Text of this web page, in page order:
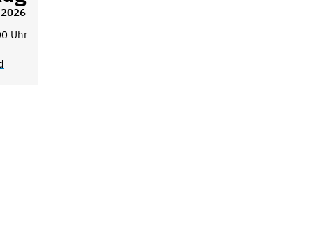
2026
Uhr